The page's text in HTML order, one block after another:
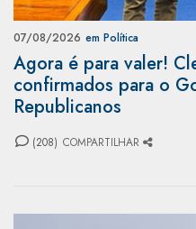
07/08/2026 em Política
Agora é para valer!
confirmados para o
Republicanos
(208) COMPARTILHAR